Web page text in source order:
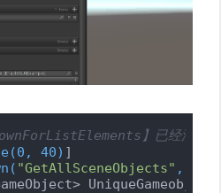
】已经添加
40) ]
"GetAllSceneObjects" ,